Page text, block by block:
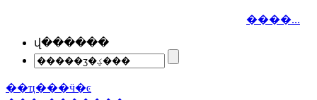
����...
վ������
��ҵ���ӵ�ͼ